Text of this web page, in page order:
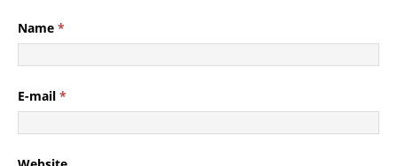
Name *
E-mail *